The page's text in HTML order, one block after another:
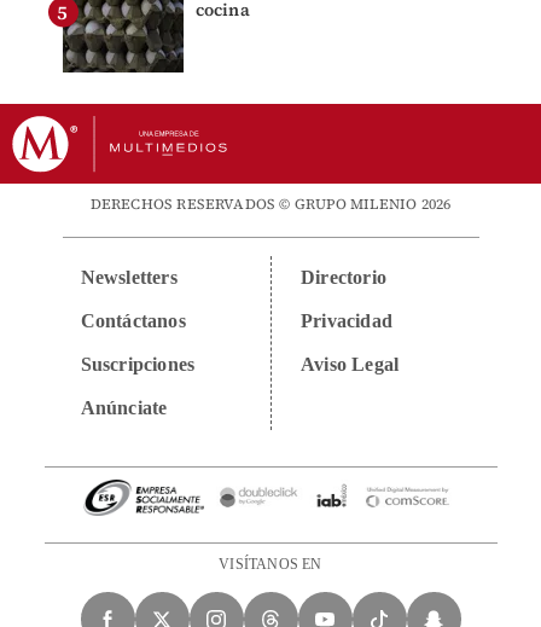
cocina
DERECHOS RESERVADOS © GRUPO MILENIO 2026
Newsletters
Contáctanos
Suscripciones
Anúnciate
Directorio
Privacidad
Aviso Legal
VISÍTANOS EN